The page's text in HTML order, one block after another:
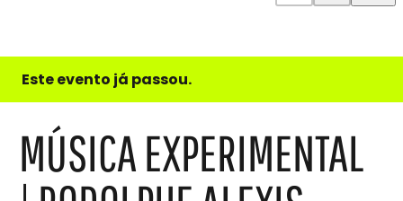
e
do
Este evento já passou.
MÚSICA EXPERIMENTAL